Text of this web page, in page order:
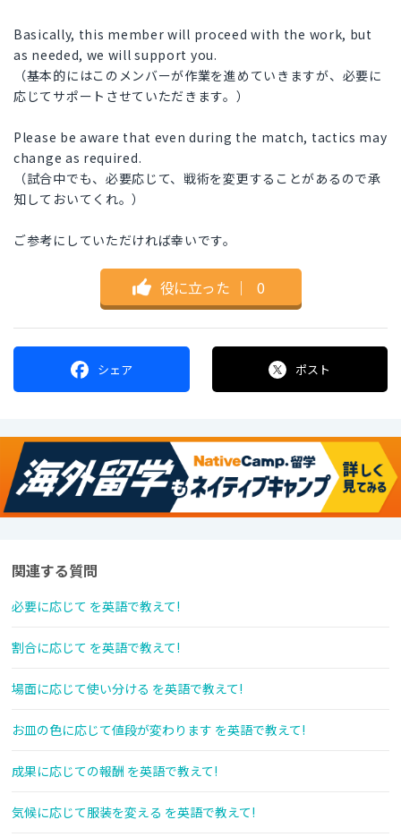
Basically, this member will proceed with the work, but
as needed, we will support you.
（基本的にはこのメンバーが作業を進めていきますが、必要に
応じてサポートさせていただきます。）
Please be aware that even during the match, tactics may
change as required.
（試合中でも、必要応じて、戦術を変更することがあるので承
知しておいてくれ。）
ご参考にしていただければ幸いです。
役に立った ｜ 0
シェア ポスト
関連する質問
必要に応じて を英語で教えて!
割合に応じて を英語で教えて!
場面に応じて使い分ける を英語で教えて!
お皿の色に応じて値段が変わります を英語で教えて!
成果に応じての報酬 を英語で教えて!
気候に応じて服装を変える を英語で教えて!